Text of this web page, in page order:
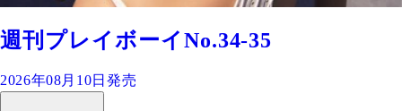
週刊プレイボーイNo.34-35
2026年08月10日発売